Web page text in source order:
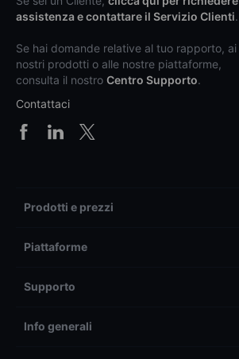
assistenza e contattare il Servizio Clienti.
Se hai domande relative al tuo rapporto, ai
nostri prodotti o alle nostre piattaforme,
consulta il nostro Centro Supporto.
Contattaci
Prodotti e prezzi
Piattaforme
Supporto
Info generali